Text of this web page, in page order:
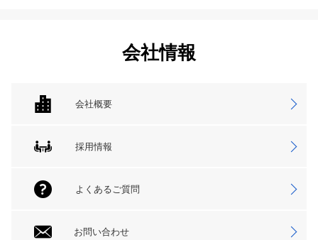
会社情報
会社概要
採用情報
よくあるご質問
お問い合わせ